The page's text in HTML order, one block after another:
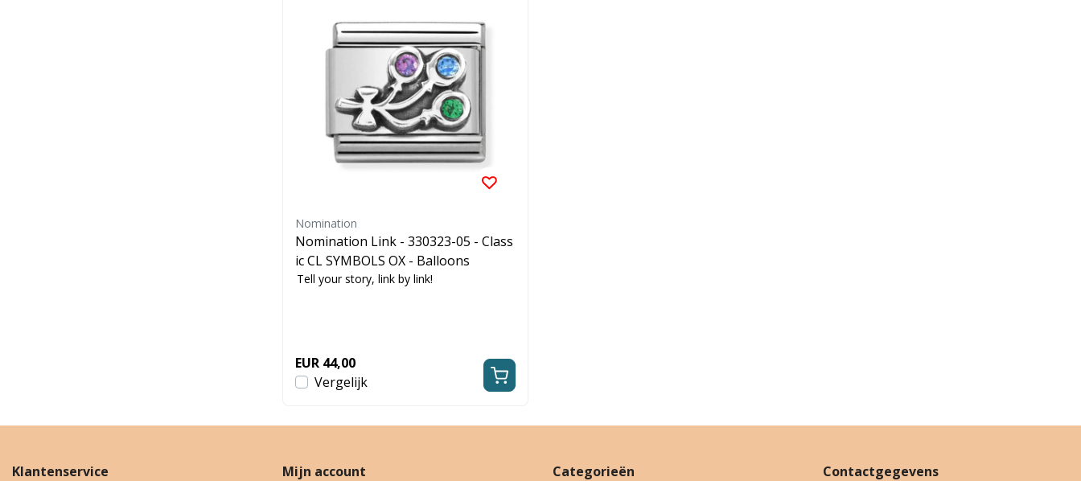
Nomination
Nomination Link - 330323-05 - Class
ic CL SYMBOLS OX - Balloons
Tell your story, link by link!
EUR 44,00
Vergelijk
Klantenservice Mijn account Categorieën Contactgegevens